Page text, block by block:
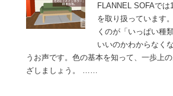
FLANNEL SOFAで
を取り扱っています
くのが「いっぱい種
いいのかわからなく
うお声です。色の基本を知って、一歩上
ざしましょう。 ……